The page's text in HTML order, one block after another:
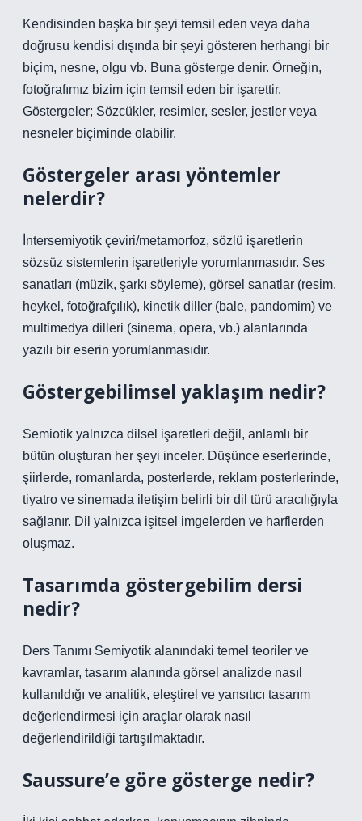
Kendisinden başka bir şeyi temsil eden veya daha
doğrusu kendisi dışında bir şeyi gösteren herhangi bir
biçim, nesne, olgu vb. Buna gösterge denir. Örneğin,
fotoğrafımız bizim için temsil eden bir işarettir.
Göstergeler; Sözcükler, resimler, sesler, jestler veya
nesneler biçiminde olabilir.
Göstergeler arası yöntemler
nelerdir?
İntersemiyotik çeviri/metamorfoz, sözlü işaretlerin
sözsüz sistemlerin işaretleriyle yorumlanmasıdır. Ses
sanatları (müzik, şarkı söyleme), görsel sanatlar (resim,
heykel, fotoğrafçılık), kinetik diller (bale, pandomim) ve
multimedya dilleri (sinema, opera, vb.) alanlarında
yazılı bir eserin yorumlanmasıdır.
Göstergebilimsel yaklaşım nedir?
Semiotik yalnızca dilsel işaretleri değil, anlamlı bir
bütün oluşturan her şeyi inceler. Düşünce eserlerinde,
şiirlerde, romanlarda, posterlerde, reklam posterlerinde,
tiyatro ve sinemada iletişim belirli bir dil türü aracılığıyla
sağlanır. Dil yalnızca işitsel imgelerden ve harflerden
oluşmaz.
Tasarımda göstergebilim dersi
nedir?
Ders Tanımı Semiyotik alanındaki temel teoriler ve
kavramlar, tasarım alanında görsel analizde nasıl
kullanıldığı ve analitik, eleştirel ve yansıtıcı tasarım
değerlendirmesi için araçlar olarak nasıl
değerlendirildiği tartışılmaktadır.
Saussure’e göre gösterge nedir?